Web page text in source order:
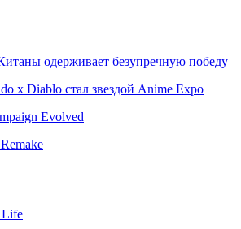
одерживает безупречную победу
x Diablo стал звездой Anime Expo
Evolved
Life